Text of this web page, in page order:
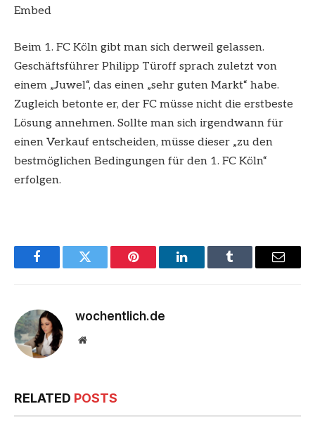
Embed
Beim 1. FC Köln gibt man sich derweil gelassen.
Geschäftsführer Philipp Türoff sprach zuletzt von
einem „Juwel“, das einen „sehr guten Markt“ habe.
Zugleich betonte er, der FC müsse nicht die erstbeste
Lösung annehmen. Sollte man sich irgendwann für
einen Verkauf entscheiden, müsse dieser „zu den
bestmöglichen Bedingungen für den 1. FC Köln“
erfolgen.
FacebookTwitter Pinterest LinkedInTumblr Email
wochentlich.de
Website
RELATED POSTS